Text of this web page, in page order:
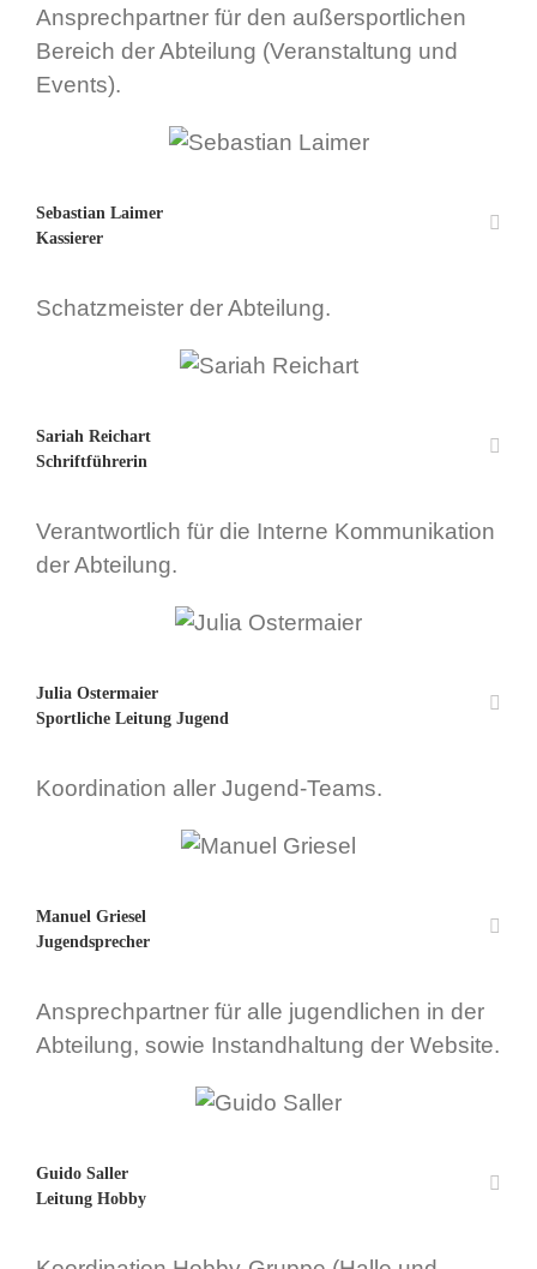
Ansprechpartner für den außersportlichen
Bereich der Abteilung (Veranstaltung und
Events).
Sebastian Laimer
Kassierer
Schatzmeister der Abteilung.
Sariah Reichart
Schriftführerin
Verantwortlich für die Interne Kommunikation
der Abteilung.
Julia Ostermaier
Sportliche Leitung Jugend
Koordination aller Jugend-Teams.
Manuel Griesel
Jugendsprecher
Ansprechpartner für alle jugendlichen in der
Abteilung, sowie Instandhaltung der Website.
Guido Saller
Leitung Hobby